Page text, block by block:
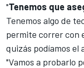
"Tenemos que
Tenemos algo de
permite correr con
quizás podíamos el
"Vamos a probarlo